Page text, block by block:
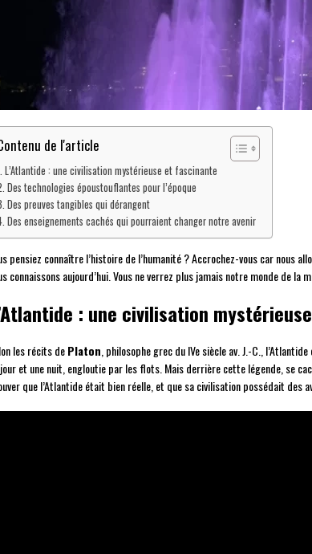
de l'article
L’Atlantide : une civilisation mystérieuse et fascinante
Des technologies époustouflantes pour l’époque
Des preuves tangibles qui dérangent
Des enseignements cachés qui pourraient changer notre avenir
pensiez connaître l’histoire de l’humanité ? Accrochez-vous car nous
connaissons aujourd’hui. Vous ne verrez plus jamais notre monde de la
: une civilisation
les récits dePlaton , philosophe grec du IVe siècle av. J.-C.,
et une nuit, engloutie par les flots. Mais derrière cette légende, se
que l’Atlantide était bien réelle, et que sa civilisation possédait des